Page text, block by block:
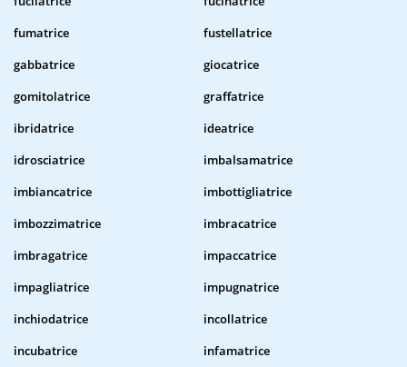
fumatrice
fustellatrice
gabbatrice
giocatrice
gomitolatrice
graffatrice
ibridatrice
ideatrice
idrosciatrice
imbalsamatrice
imbiancatrice
imbottigliatrice
imbozzimatrice
imbracatrice
imbragatrice
impaccatrice
impagliatrice
impugnatrice
inchiodatrice
incollatrice
incubatrice
infamatrice